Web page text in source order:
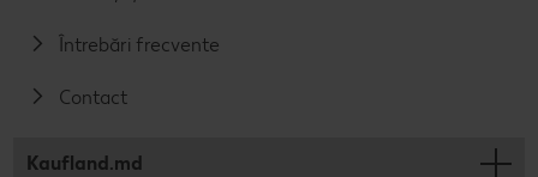
Întrebări frecvente
Contact
Kaufland.md